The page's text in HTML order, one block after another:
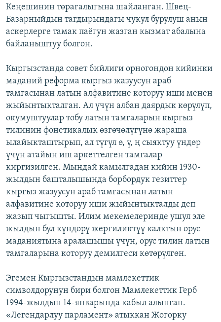
Кеңешинин төрагалыгына шайланган. Швец-
Базарныйдын тагдырындагы чукул бурулуш анын
аскерлерге тамак паёгун жазган кызмат абалына
байланыштуу болгон.
Кыргызстанда совет бийлиги орногондон кийинки
маданий реформа кыргыз жазуусун араб
тамгасынан латын алфавитине которуу иши менен
жыйынтыкталган. Ал үчүн албан даярдык көрүлүп,
окумуштуулар тобу латын тамгаларын кыргыз
тилинин фонетикалык өзгөчөлүгүнө жараша
ылайыкташтырып, ал түгүл ө, ү, ң сыяктуу үндөр
үчүн атайын иш аркеттелген тамгалар
киргизилген. Мындай камылгадан кийин 1930-
жылдын башталышында борбордук гезиттер
кыргыз жазуусун араб тамгасынан латын
алфавитине которуу иши жыйынтыкталды деп
жазып чыгышты. Илим мекемелеринде ушул эле
жылдын бул күндөрү жергиликтүү калктын орус
маданиятына аралашышы үчүн, орус тилин латын
тамгаларына которуу демилгеси көтөрүлгөн.
Эгемен Кыргызстандын мамлекеттик
символдорунун бири болгон Мамлекеттик Герб
1994-жылдын 14-январында кабыл алынган.
«Легендарлуу парламент» атыккан Жогорку